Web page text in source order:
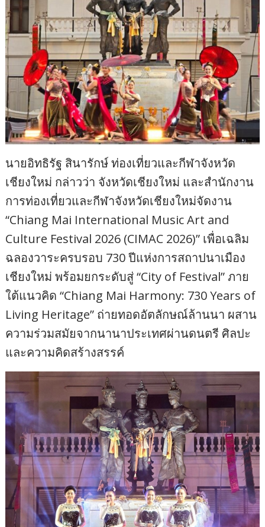
นายอิทธิรัฐ สินารักษ์ ท่องเที่ยวและกีฬาจังหวัด
เชียงใหม่ กล่าวว่า จังหวัดเชียงใหม่ และสำนักงาน
การท่องเที่ยวและกีฬาจังหวัดเชียงใหม่จัดงาน
“Chiang Mai International Music Art and
Culture Festival 2026 (CIMAC 2026)” เพื่อเฉลิม
ฉลองวาระครบรอบ 730 ปีแห่งการสถาปนาเมือง
เชียงใหม่ พร้อมยกระดับสู่ “City of Festival” ภาย
ใต้แนวคิด “Chiang Mai Harmony: 730 Years of
Living Heritage” ถ่ายทอดอัตลักษณ์ล้านนา ผสาน
ความร่วมสมัยจากนานาประเทศผ่านดนตรี ศิลปะ
และความคิดสร้างสรรค์